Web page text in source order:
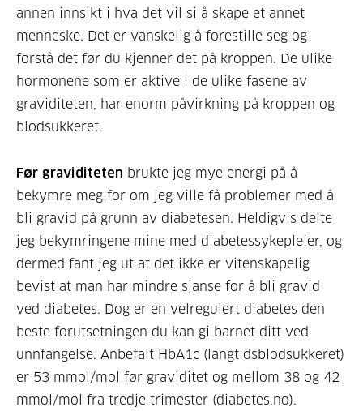
annen innsikt i hva det vil si å skape et annet
menneske. Det er vanskelig å forestille seg og
forstå det før du kjenner det på kroppen. De ulike
hormonene som er aktive i de ulike fasene av
graviditeten, har enorm påvirkning på kroppen og
blodsukkeret.
Før graviditeten brukte jeg mye energi på å
bekymre meg for om jeg ville få problemer med å
bli gravid på grunn av diabetesen. Heldigvis delte
jeg bekymringene mine med diabetessykepleier, og
dermed fant jeg ut at det ikke er vitenskapelig
bevist at man har mindre sjanse for å bli gravid
ved diabetes. Dog er en velregulert diabetes den
beste forutsetningen du kan gi barnet ditt ved
unnfangelse. Anbefalt HbA1c (langtidsblodsukkeret)
er 53 mmol/mol før graviditet og mellom 38 og 42
mmol/mol fra tredje trimester (diabetes.no).